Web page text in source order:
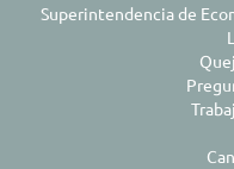
Superintendencia de